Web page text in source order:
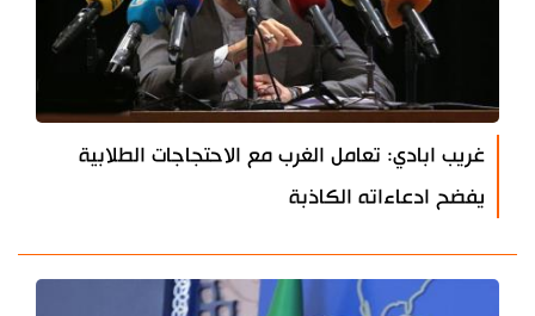
غريب ابادي: تعامل الغرب مع الاحتجاجات الطلابية
يفضح ادعاءاته الكاذبة